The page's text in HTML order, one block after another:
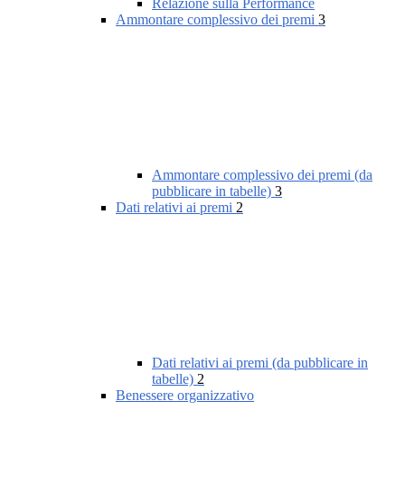
Relazione sulla Performance
Ammontare complessivo dei premi 3
Ammontare complessivo dei premi (da
pubblicare in tabelle) 3
Dati relativi ai premi 2
Dati relativi ai premi (da pubblicare in
tabelle) 2
Benessere organizzativo